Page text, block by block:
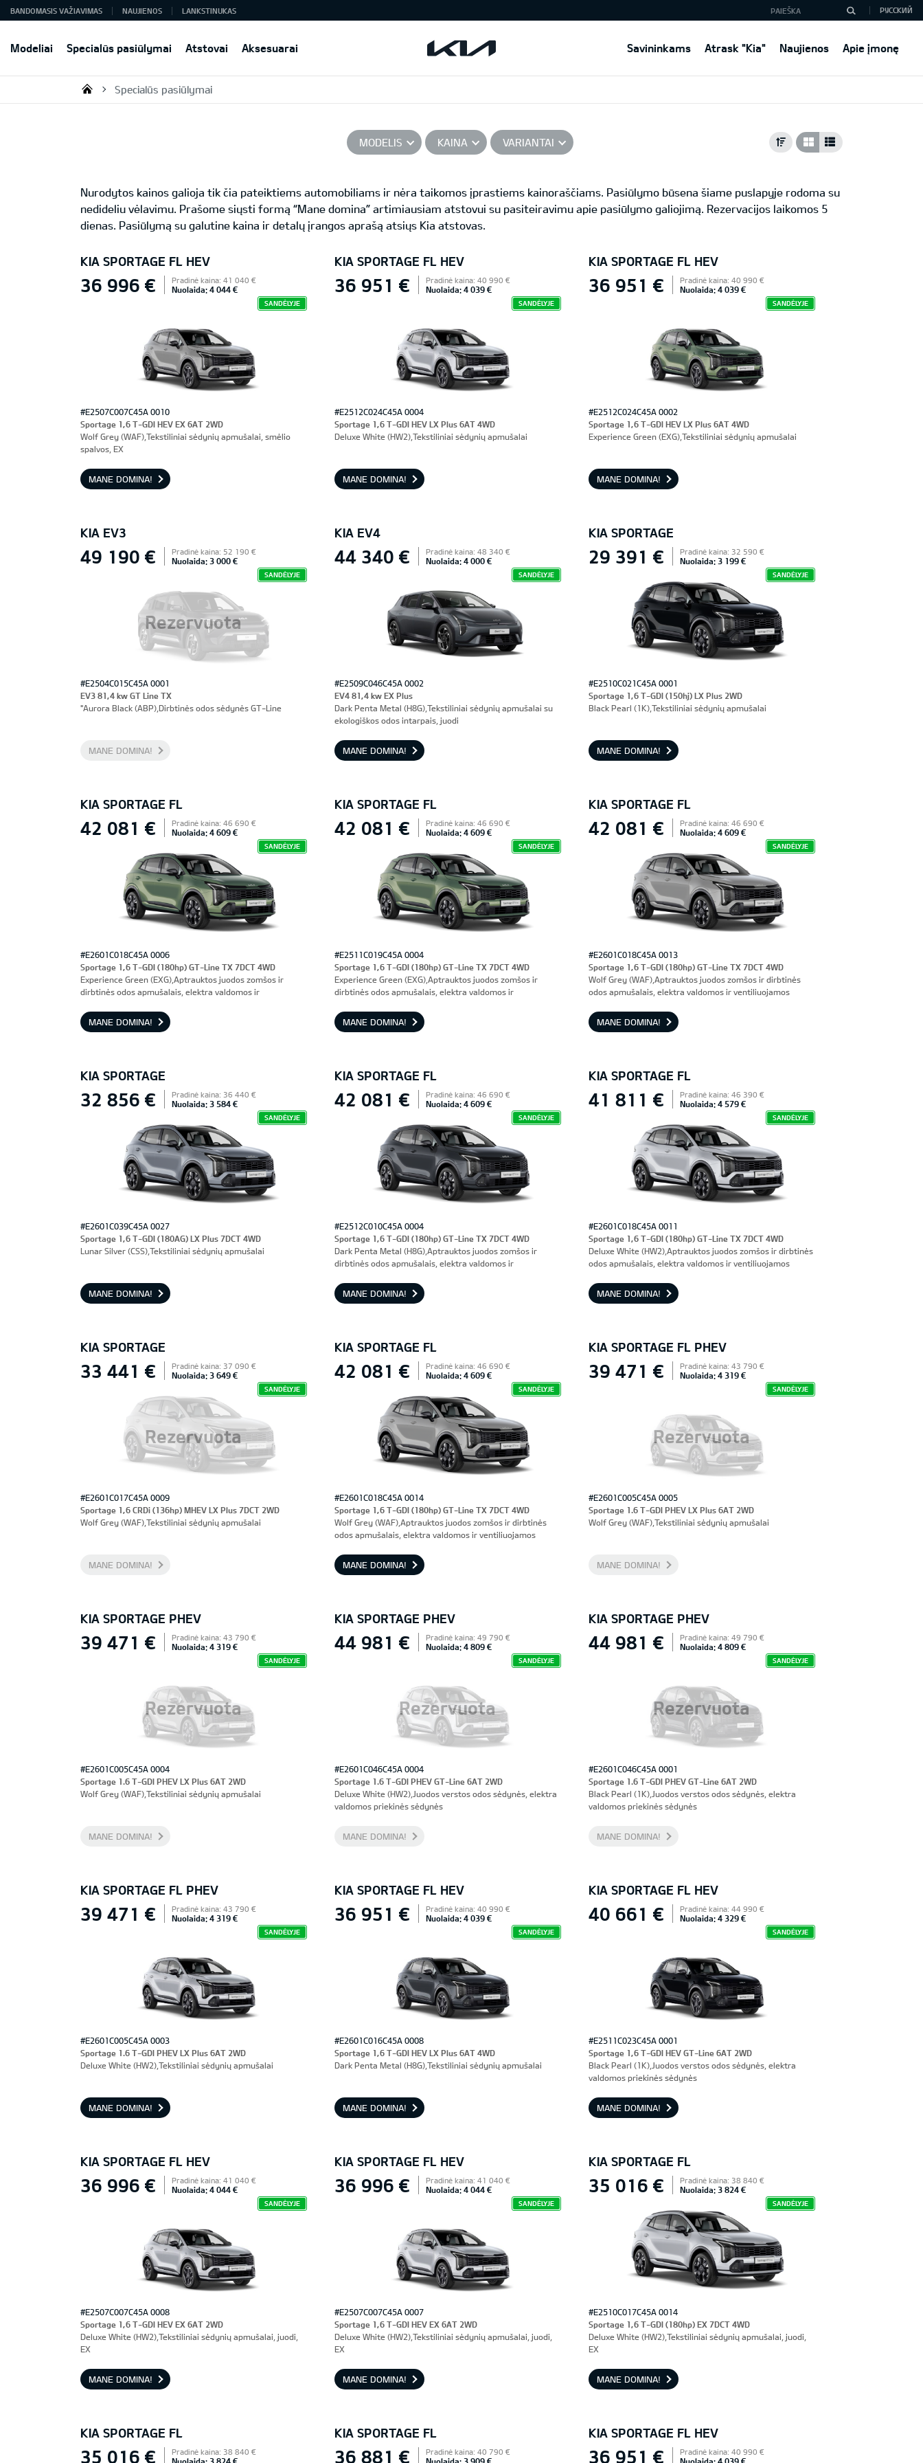
Modeliai Specialūs pasiūlymai Atstovai Aksesuarai Savininkams Atrask "Kia" Naujienos Apie įmonę
BANDOMASIS VAŽIAVIMAS NAUJIENOS LANKSTINUKAS РУССКИЙ
KIA AUTO AS
Specialūs pasiūlymai
MODELIS KAINA VARIANTAI
Nurodytos kainos galioja tik čia pateiktiems automobiliams ir nėra taikomos įprastiems kainoraščiams. Pasiūlymo būsena šiame puslapyje rodoma su
nedideliu vėlavimu. Prašome siųsti formą “Mane domina” artimiausiam atstovui su pasiteiravimu apie pasiūlymo galiojimą. Rezervacijos laikomos 5
dienas. Pasiūlymą su galutine kaina ir detalų įrangos aprašą atsiųs Kia atstovas.
KIA SPORTAGE FL HEV
36 996 € Pradinė kaina: 41 040 €
Nuolaida: 4 044 €
SANDĖLYJE
#E2507C007C45A 0010
Sportage 1,6 T-GDI HEV EX 6AT 2WD
Wolf Grey (WAF),Tekstiliniai sėdynių apmušalai, smėlio
spalvos, EX
MANE DOMINA!
KIA SPORTAGE FL HEV
36 951 € Pradinė kaina: 40 990 €
Nuolaida: 4 039 €
SANDĖLYJE
#E2512C024C45A 0004
Sportage 1,6 T-GDI HEV LX Plus 6AT 4WD
Deluxe White (HW2),Tekstiliniai sėdynių apmušalai
MANE DOMINA!
KIA SPORTAGE FL HEV
36 951 € Pradinė kaina: 40 990 €
Nuolaida: 4 039 €
SANDĖLYJE
#E2512C024C45A 0002
Sportage 1,6 T-GDI HEV LX Plus 6AT 4WD
Experience Green (EXG),Tekstiliniai sėdynių apmušalai
MANE DOMINA!
KIA EV3
Rezervuota
49 190 € Pradinė kaina: 52 190 €
Nuolaida: 3 000 €
SANDĖLYJE
#E2504C015C45A 0001
EV3 81,4 kw GT Line TX
"Aurora Black (ABP),Dirbtinės odos sėdynės GT-Line
MANE DOMINA!
KIA EV4
44 340 € Pradinė kaina: 48 340 €
Nuolaida: 4 000 €
SANDĖLYJE
#E2509C046C45A 0002
EV4 81,4 kw EX Plus
Dark Penta Metal (H8G),Tekstiliniai sėdynių apmušalai su
ekologiškos odos intarpais, juodi
MANE DOMINA!
KIA SPORTAGE
29 391 € Pradinė kaina: 32 590 €
Nuolaida: 3 199 €
SANDĖLYJE
#E2510C021C45A 0001
Sportage 1,6 T-GDI (150hj) LX Plus 2WD
Black Pearl (1K),Tekstiliniai sėdynių apmušalai
MANE DOMINA!
KIA SPORTAGE FL
42 081 € Pradinė kaina: 46 690 €
Nuolaida: 4 609 €
SANDĖLYJE
#E2601C018C45A 0006
Sportage 1,6 T-GDI (180hp) GT-Line TX 7DCT 4WD
Experience Green (EXG),Aptrauktos juodos zomšos ir
dirbtinės odos apmušalais, elektra valdomos ir
atmintimi
MANE DOMINA!
KIA SPORTAGE FL
42 081 € Pradinė kaina: 46 690 €
Nuolaida: 4 609 €
SANDĖLYJE
#E2511C019C45A 0004
Sportage 1,6 T-GDI (180hp) GT-Line TX 7DCT 4WD
Experience Green (EXG),Aptrauktos juodos zomšos ir
dirbtinės odos apmušalais, elektra valdomos ir
atmintimi
MANE DOMINA!
KIA SPORTAGE FL
42 081 € Pradinė kaina: 46 690 €
Nuolaida: 4 609 €
SANDĖLYJE
#E2601C018C45A 0013
Sportage 1,6 T-GDI (180hp) GT-Line TX 7DCT 4WD
Wolf Grey (WAF),Aptrauktos juodos zomšos ir dirbtinės
odos apmušalais, elektra valdomos ir ventiliuojamos
MANE DOMINA!
KIA SPORTAGE
32 856 € Pradinė kaina: 36 440 €
Nuolaida: 3 584 €
SANDĖLYJE
#E2601C039C45A 0027
Sportage 1,6 T-GDI (180AG) LX Plus 7DCT 4WD
Lunar Silver (CSS),Tekstiliniai sėdynių apmušalai
MANE DOMINA!
KIA SPORTAGE FL
42 081 € Pradinė kaina: 46 690 €
Nuolaida: 4 609 €
SANDĖLYJE
#E2512C010C45A 0004
Sportage 1,6 T-GDI (180hp) GT-Line TX 7DCT 4WD
Dark Penta Metal (H8G),Aptrauktos juodos zomšos ir
dirbtinės odos apmušalais, elektra valdomos ir
atmintimi
MANE DOMINA!
KIA SPORTAGE FL
41 811 € Pradinė kaina: 46 390 €
Nuolaida: 4 579 €
SANDĖLYJE
#E2601C018C45A 0011
Sportage 1,6 T-GDI (180hp) GT-Line TX 7DCT 4WD
Deluxe White (HW2),Aptrauktos juodos zomšos ir dirbtinės
odos apmušalais, elektra valdomos ir ventiliuojamos
MANE DOMINA!
KIA SPORTAGE
Rezervuota
33 441 € Pradinė kaina: 37 090 €
Nuolaida: 3 649 €
SANDĖLYJE
#E2601C017C45A 0009
Sportage 1,6 CRDi (136hp) MHEV LX Plus 7DCT 2WD
Wolf Grey (WAF),Tekstiliniai sėdynių apmušalai
MANE DOMINA!
KIA SPORTAGE FL
42 081 € Pradinė kaina: 46 690 €
Nuolaida: 4 609 €
SANDĖLYJE
#E2601C018C45A 0014
Sportage 1,6 T-GDI (180hp) GT-Line TX 7DCT 4WD
Wolf Grey (WAF),Aptrauktos juodos zomšos ir dirbtinės
odos apmušalais, elektra valdomos ir ventiliuojamos
MANE DOMINA!
KIA SPORTAGE FL PHEV
Rezervuota
39 471 € Pradinė kaina: 43 790 €
Nuolaida: 4 319 €
SANDĖLYJE
#E2601C005C45A 0005
Sportage 1.6 T-GDI PHEV LX Plus 6AT 2WD
Wolf Grey (WAF),Tekstiliniai sėdynių apmušalai
MANE DOMINA!
KIA SPORTAGE PHEV
Rezervuota
39 471 € Pradinė kaina: 43 790 €
Nuolaida: 4 319 €
SANDĖLYJE
#E2601C005C45A 0004
Sportage 1.6 T-GDI PHEV LX Plus 6AT 2WD
Wolf Grey (WAF),Tekstiliniai sėdynių apmušalai
MANE DOMINA!
KIA SPORTAGE PHEV
Rezervuota
44 981 € Pradinė kaina: 49 790 €
Nuolaida: 4 809 €
SANDĖLYJE
#E2601C046C45A 0004
Sportage 1.6 T-GDI PHEV GT-Line 6AT 2WD
Deluxe White (HW2),Juodos verstos odos sėdynės, elektra
valdomos priekinės sėdynės
MANE DOMINA!
KIA SPORTAGE PHEV
Rezervuota
44 981 € Pradinė kaina: 49 790 €
Nuolaida: 4 809 €
SANDĖLYJE
#E2601C046C45A 0001
Sportage 1.6 T-GDI PHEV GT-Line 6AT 2WD
Black Pearl (1K),Juodos verstos odos sėdynės, elektra
valdomos priekinės sėdynės
MANE DOMINA!
KIA SPORTAGE FL PHEV
39 471 € Pradinė kaina: 43 790 €
Nuolaida: 4 319 €
SANDĖLYJE
#E2601C005C45A 0003
Sportage 1.6 T-GDI PHEV LX Plus 6AT 2WD
Deluxe White (HW2),Tekstiliniai sėdynių apmušalai
MANE DOMINA!
KIA SPORTAGE FL HEV
36 951 € Pradinė kaina: 40 990 €
Nuolaida: 4 039 €
SANDĖLYJE
#E2601C016C45A 0008
Sportage 1,6 T-GDI HEV LX Plus 6AT 4WD
Dark Penta Metal (H8G),Tekstiliniai sėdynių apmušalai
MANE DOMINA!
KIA SPORTAGE FL HEV
40 661 € Pradinė kaina: 44 990 €
Nuolaida: 4 329 €
SANDĖLYJE
#E2511C023C45A 0001
Sportage 1,6 T-GDI HEV GT-Line 6AT 2WD
Black Pearl (1K),Juodos verstos odos sėdynės, elektra
valdomos priekinės sėdynės
MANE DOMINA!
KIA SPORTAGE FL HEV
36 996 € Pradinė kaina: 41 040 €
Nuolaida: 4 044 €
SANDĖLYJE
#E2507C007C45A 0008
Sportage 1,6 T-GDI HEV EX 6AT 2WD
Deluxe White (HW2),Tekstiliniai sėdynių apmušalai, juodi,
EX
MANE DOMINA!
KIA SPORTAGE FL HEV
36 996 € Pradinė kaina: 41 040 €
Nuolaida: 4 044 €
SANDĖLYJE
#E2507C007C45A 0007
Sportage 1,6 T-GDI HEV EX 6AT 2WD
Deluxe White (HW2),Tekstiliniai sėdynių apmušalai, juodi,
EX
MANE DOMINA!
KIA SPORTAGE FL
35 016 € Pradinė kaina: 38 840 €
Nuolaida: 3 824 €
SANDĖLYJE
#E2510C017C45A 0014
Sportage 1,6 T-GDI (180hp) EX 7DCT 4WD
Deluxe White (HW2),Tekstiliniai sėdynių apmušalai, juodi,
EX
MANE DOMINA!
KIA SPORTAGE FL
35 016 € Pradinė kaina: 38 840 €
Nuolaida: 3 824 €
KIA SPORTAGE FL
36 881 € Pradinė kaina: 40 790 €
Nuolaida: 3 909 €
KIA SPORTAGE FL HEV
36 951 € Pradinė kaina: 40 990 €
Nuolaida: 4 039 €